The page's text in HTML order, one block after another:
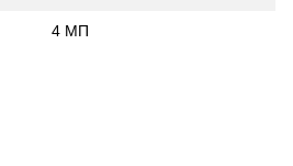
4 МП